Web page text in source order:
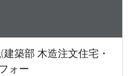
築部 木造注文住宅・
ォー